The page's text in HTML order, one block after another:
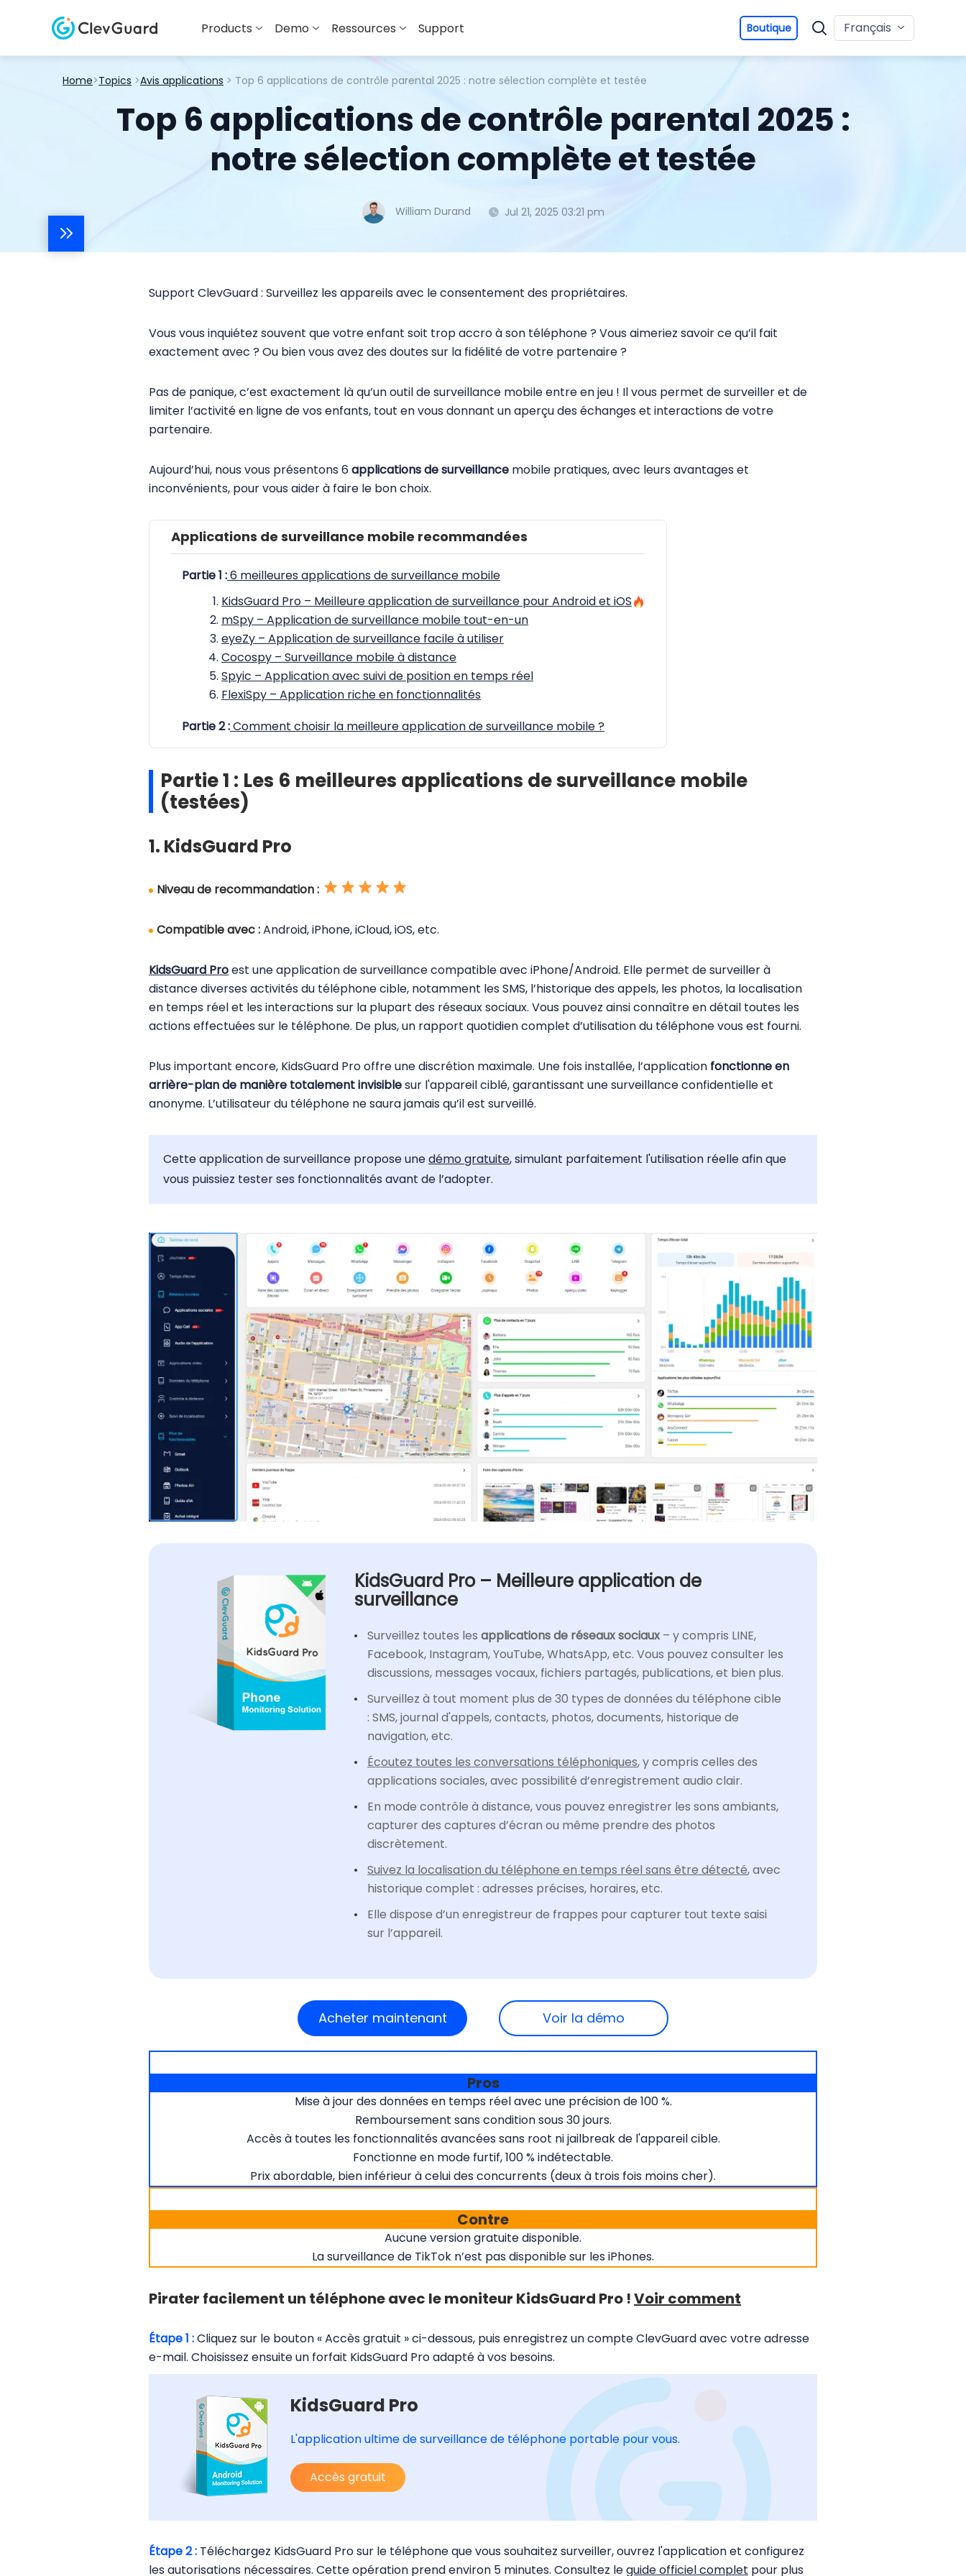
Products Demo Ressources Support Boutique Français
Home>Topics >Avis applications > Top 6 applications de contrôle parental 2025 : notre sélection complète et testée
Top 6 applications de contrôle parental 2025 :
notre sélection complète et testée
William Durand Jul 21, 2025 03:21 pm
Support ClevGuard : Surveillez les appareils avec le consentement des propriétaires.
Vous vous inquiétez souvent que votre enfant soit trop accro à son téléphone ? Vous aimeriez savoir ce qu’il fait
exactement avec ? Ou bien vous avez des doutes sur la fidélité de votre partenaire ?
Pas de panique, c’est exactement là qu’un outil de surveillance mobile entre en jeu ! Il vous permet de surveiller et de
limiter l’activité en ligne de vos enfants, tout en vous donnant un aperçu des échanges et interactions de votre
partenaire.
Aujourd’hui, nous vous présentons 6applications de surveillance mobile pratiques, avec leurs avantages et
inconvénients, pour vous aider à faire le bon choix.
Applications de surveillance mobile recommandées
Partie 1 :6 meilleures applications de surveillance mobile
KidsGuard Pro – Meilleure application de surveillance pour Android et iOS
mSpy – Application de surveillance mobile tout-en-un
eyeZy – Application de surveillance facile à utiliser
Cocospy – Surveillance mobile à distance
Spyic – Application avec suivi de position en temps réel
FlexiSpy – Application riche en fonctionnalités
Partie 2 :Comment choisir la meilleure application de surveillance mobile ?
Partie 1 : Les 6 meilleures applications de surveillance mobile
(testées)
1. KidsGuard Pro
Niveau de recommandation :
Compatible avec :Android, iPhone, iCloud, iOS, etc.
KidsGuard Proest une application de surveillance compatible avec iPhone/Android. Elle permet de surveiller à
distance diverses activités du téléphone cible, notamment les SMS, l’historique des appels, les photos, la localisation
en temps réel et les interactions sur la plupart des réseaux sociaux. Vous pouvez ainsi connaître en détail toutes les
actions effectuées sur le téléphone. De plus, un rapport quotidien complet d’utilisation du téléphone vous est fourni.
Plus important encore, KidsGuard Pro offre une discrétion maximale. Une fois installée, l’application fonctionne en
arrière-plan de manière totalement invisiblesur l'appareil ciblé, garantissant une surveillance confidentielle et
anonyme. L’utilisateur du téléphone ne saura jamais qu’il est surveillé.
Cette application de surveillance propose unedémo gratuite, simulant parfaitement l'utilisation réelle afin que
vous puissiez tester ses fonctionnalités avant de l’adopter.
KidsGuard Pro – Meilleure application de
surveillance
Surveillez toutes les applications de réseaux sociaux – y compris LINE,
Facebook, Instagram, YouTube, WhatsApp, etc. Vous pouvez consulter les
discussions, messages vocaux, fichiers partagés, publications, et bien plus.
Surveillez à tout moment plus de 30 types de données du téléphone cible
: SMS, journal d'appels, contacts, photos, documents, historique de
navigation, etc.
Écoutez toutes les conversations téléphoniques, y compris celles des
applications sociales, avec possibilité d’enregistrement audio clair.
En mode contrôle à distance, vous pouvez enregistrer les sons ambiants,
capturer des captures d’écran ou même prendre des photos
discrètement.
Suivez la localisation du téléphone en temps réel sans être détecté, avec
historique complet : adresses précises, horaires, etc.
Elle dispose d’un enregistreur de frappes pour capturer tout texte saisi
sur l’appareil.
Acheter maintenant Voir la démo
Pros
Mise à jour des données en temps réel avec une précision de 100 %.
Remboursement sans condition sous 30 jours.
Accès à toutes les fonctionnalités avancées sans root ni jailbreak de l'appareil cible.
Fonctionne en mode furtif, 100 % indétectable.
Prix abordable, bien inférieur à celui des concurrents (deux à trois fois moins cher).
Contre
Aucune version gratuite disponible.
La surveillance de TikTok n’est pas disponible sur les iPhones.
Pirater facilement un téléphone avec le moniteur KidsGuard Pro !Voir comment
Étape 1 :Cliquez sur le bouton « Accès gratuit » ci-dessous, puis enregistrez un compte ClevGuard avec votre adresse
e-mail. Choisissez ensuite un forfait KidsGuard Pro adapté à vos besoins.
KidsGuard Pro
L'application ultime de surveillance de téléphone portable pour vous.
Accès gratuit
Étape 2 : Téléchargez KidsGuard Pro sur le téléphone que vous souhaitez surveiller, ouvrez l'application et configurez
les autorisations nécessaires. Cette opération prend environ 5 minutes. Consultez leguide officiel complet pour plus